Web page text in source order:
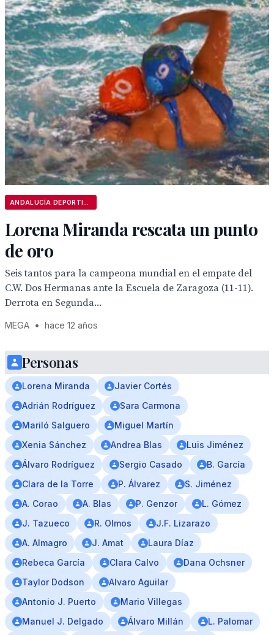
Lorena Miranda rescata un punto
de oro
Seis tantos para la campeona mundial en el empate del
C.W. Dos Hermanas ante la Escuela de Zaragoza (11-11).
Derrota en Segunda...
MEGA • hace 12 años
Personas
Lorena Miranda
Javier Cortés
Adrián Rodríguez
Sara Carmona
Mariló Salguero
Miguel Martín
Xenia Sánchez
Andrea Blas
Luis Jiménez
Álvaro Rodríguez
Sergio Casado
B. García
Clara de la Torre
P. Álvarez
S. Jiménez
A. Corao
A. Blas P. Genzor
L. Gómez
J. Tazueco
R. Olmos
J.F. Lizarazo
A. Almagro
J. Amat
Laura Díaz
Rebeca García
Clara Calvo
Dana Ochsner
Taylor Dodson
Alvaro Aguilar
Antonio J. Puerto
Mario Villegas
Manuel J. Delgado
Álvaro Millán
L. Palomar